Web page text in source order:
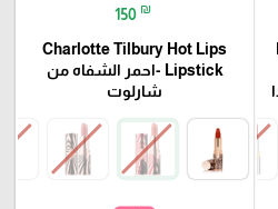
150 ₪
Charlotte Tilbury Hot Lips
Lipstick -احمر الشفاه من
شارلوت